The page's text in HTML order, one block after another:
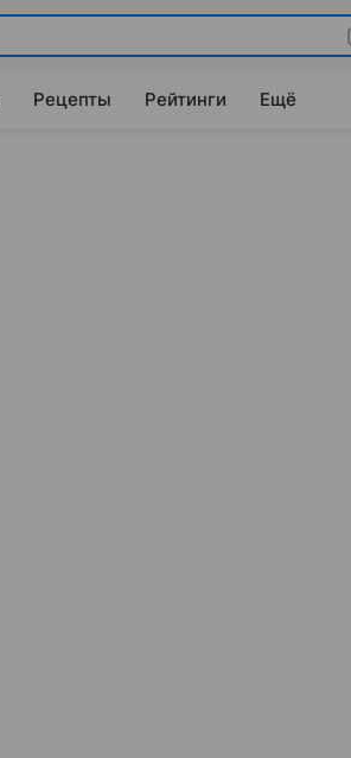
Рецепты Рейтинги Ещё